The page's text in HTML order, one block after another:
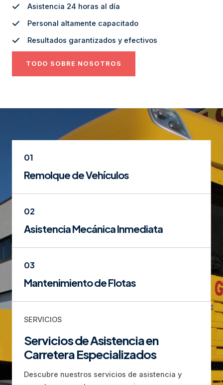
Asistencia 24 horas al día
Personal altamente capacitado
Resultados garantizados y efectivos
TODO SOBRE NOSOTROS
01
Remolque de Vehículos
02
Asistencia Mecánica Inmediata
03
Mantenimiento de Flotas
SERVICIOS
Servicios de Asistencia en
Carretera Especializados
Descubre nuestros servicios de asistencia y